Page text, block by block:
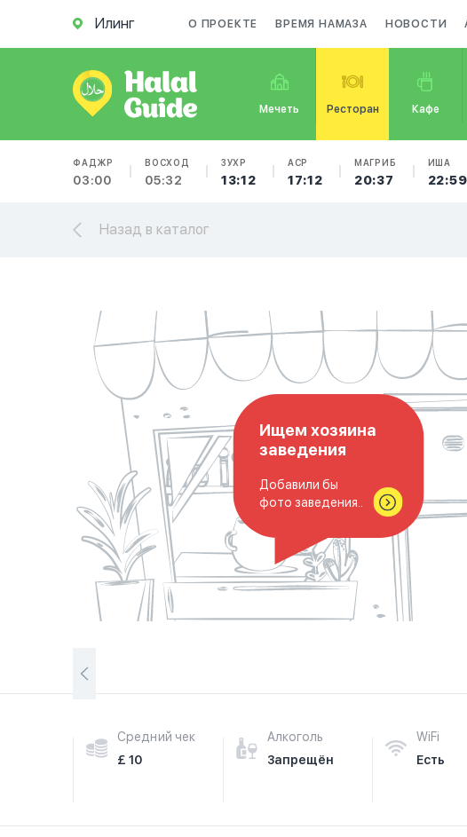
Илинг О ПРОЕКТЕ ВРЕМЯ НАМАЗА НОВОСТИ
Мечеть Ресторан Кафе
ФАДЖР
03:00
ВОСХОД
05:32
ЗУХР
13:12
АСР
17:12
МАГРИБ
20:37
ИША
22:59
Назад в каталог
Ищем хозяина
заведения
Добавили бы
фото заведения..
Средний чек
£ 10
Алкоголь
Запрещён
WiFi
Есть